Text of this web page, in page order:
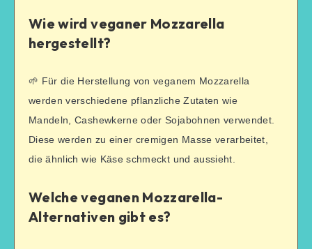
Wie wird veganer Mozzarella
hergestellt?
🌱 Für die Herstellung von veganem Mozzarella
werden verschiedene pflanzliche Zutaten wie
Mandeln, Cashewkerne oder Sojabohnen verwendet.
Diese werden zu einer cremigen Masse verarbeitet,
die ähnlich wie Käse schmeckt und aussieht.
Welche veganen Mozzarella-
Alternativen gibt es?